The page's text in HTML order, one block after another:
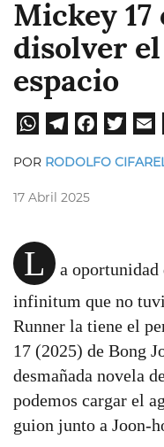
Mickey 17
disolver
espacio
W
pp
Te
m
Fa
Tw
POR RODOLFO
17 Abril 2025
L
a oportunidad
infinitum que no
Runner la tiene el
17 (2025) de Bong
desmañada novela
podemos cargar el
guion junto a Joon-